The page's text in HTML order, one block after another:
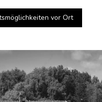
vor Ort